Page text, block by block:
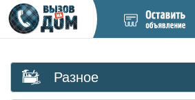
новое
Разное